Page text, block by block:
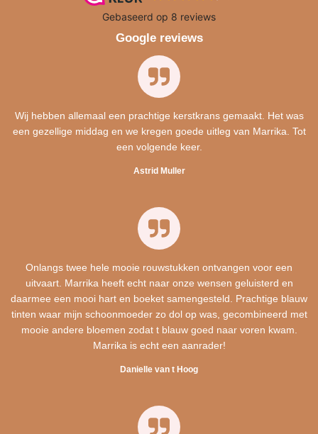
Google reviews
Wij hebben allemaal een prachtige kerstkrans gemaakt. Het was
een gezellige middag en we kregen goede uitleg van Marrika. Tot
een volgende keer.
Astrid Muller
Onlangs twee hele mooie rouwstukken ontvangen voor een
uitvaart. Marrika heeft echt naar onze wensen geluisterd en
daarmee een mooi hart en boeket samengesteld. Prachtige blauw
tinten waar mijn schoonmoeder zo dol op was, gecombineerd met
mooie andere bloemen zodat t blauw goed naar voren kwam.
Marrika is echt een aanrader!
Danielle van t Hoog